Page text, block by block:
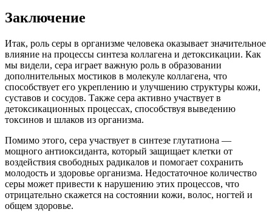
Заключение
Итак, роль серы в организме человека оказывает значительное
влияние на процессы синтеза коллагена и детоксикации. Как
мы видели, сера играет важную роль в образовании
дополнительных мостиков в молекуле коллагена, что
способствует его укреплению и улучшению структуры кожи,
суставов и сосудов. Также сера активно участвует в
детоксикационных процессах, способствуя выведению
токсинов и шлаков из организма.
Помимо этого, сера участвует в синтезе глутатиона —
мощного антиоксиданта, который защищает клетки от
воздействия свободных радикалов и помогает сохранить
молодость и здоровье организма. Недостаточное количество
серы может привести к нарушению этих процессов, что
отрицательно скажется на состоянии кожи, волос, ногтей и
общем здоровье.